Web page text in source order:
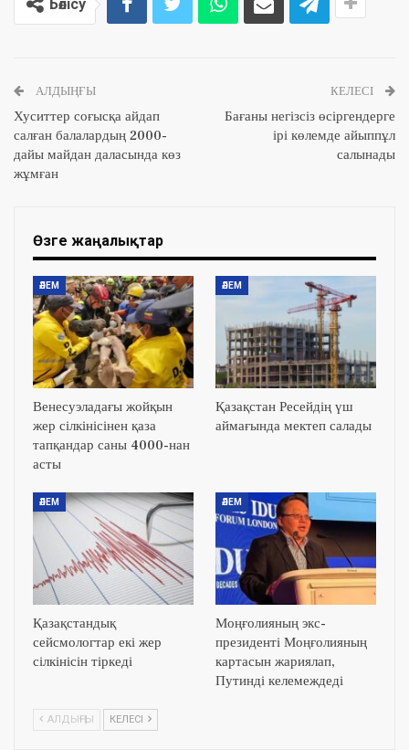
Бөлісу
АЛДЫҢҒЫ
Хуситтер соғысқа айдап
салған балалардың 2000-
дайы майдан даласында көз
жұмған
КЕЛЕСІ
Бағаны негізсіз өсіргендерге
ірі көлемде айыппұл
салынады
Өзге жаңалықтар
ӘЛЕМ
Венесуэладағы жойқын
жер сілкінісінен қаза
тапқандар саны 4000-нан
асты
ӘЛЕМ
Қазақстан Ресейдің үш
аймағында мектеп салады
ӘЛЕМ
Қазақстандық
сейсмологтар екі жер
сілкінісін тіркеді
ӘЛЕМ
Моңғолияның экс-
президенті Моңғолияның
картасын жариялап,
Путинді келемеждеді
АЛДЫҢҒЫ КЕЛЕСІ